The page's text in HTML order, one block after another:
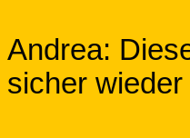
Andrea:
sicher wieder